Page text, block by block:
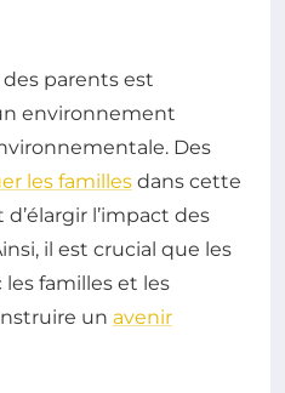
parents est
environnement
Des
les familles dans cette
l’impact des
il est crucial que les
familles et les
un avenir